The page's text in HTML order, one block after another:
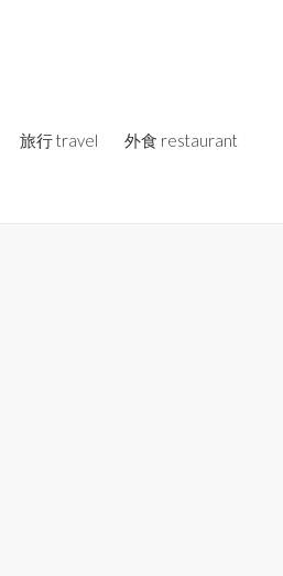
旅行 travel 外食 restaurant